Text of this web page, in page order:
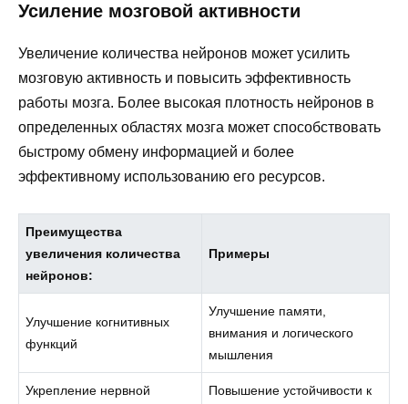
Усиление мозговой активности
Увеличение количества нейронов может усилить
мозговую активность и повысить эффективность
работы мозга. Более высокая плотность нейронов в
определенных областях мозга может способствовать
быстрому обмену информацией и более
эффективному использованию его ресурсов.
Преимущества
увеличения количества
нейронов:
Примеры
Улучшение когнитивных
функций
Улучшение памяти,
внимания и логического
мышления
Укрепление нервной
Повышение устойчивости к